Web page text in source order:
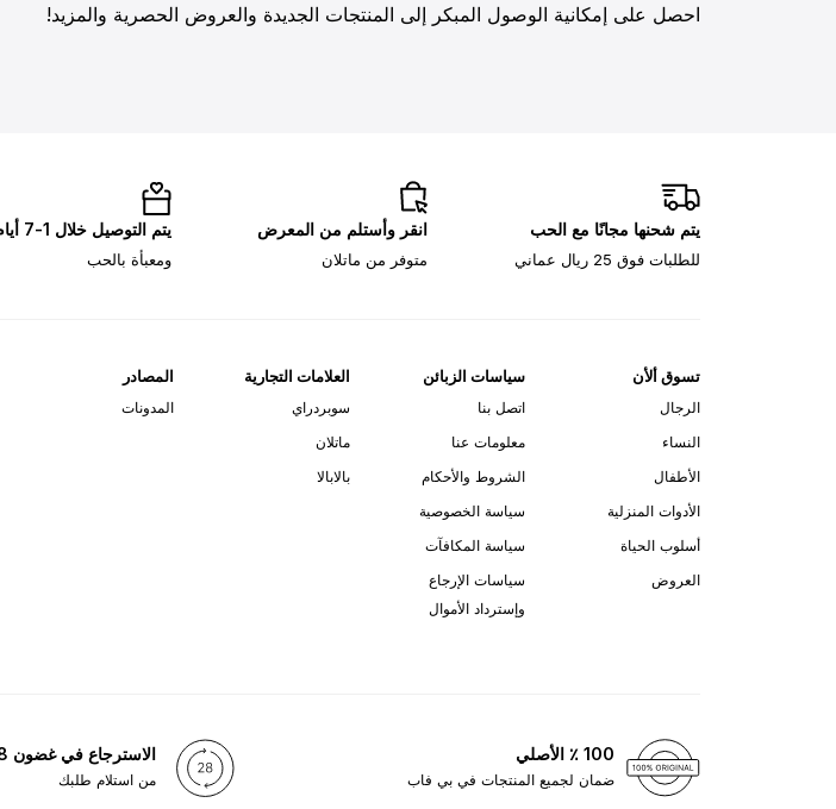
احصل على إمكانية الوصول المبكر إلى المنتجات الجديدة والعروض الحصرية والمزيد!
يتم شحنها مجانًا مع الحب
للطلبات فوق 25 ريال عماني
انقر وأستلم من المعرض
متوفر من ماتلان
يتم التوصيل خلال 1-7 أيام
ومعبأة بالحب
تسوق ألأن
الرجال
النساء
الأطفال
الأدوات المنزلية
أسلوب الحياة
العروض
سياسات الزبائن
اتصل بنا
معلومات عنا
الشروط والأحكام
سياسة الخصوصية
سياسة المكافآت
سياسات الإرجاع
وإسترداد الأموال
العلامات التجارية
سوبردراي
ماتلان
بالابالا
المصادر
المدونات
100 ٪ الأصلي
ضمان لجميع المنتجات في بي فاب
الاسترجاع في غضون 28 يومًا
من استلام طلبك